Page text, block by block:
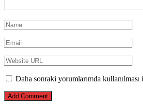
Daha sonraki yorumlarımda